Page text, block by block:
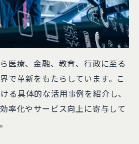
医療、金融、教育、行政に至る
で革新をもたらしています。​こ
る具体的な活用事例を紹介し、
率化やサービス向上に寄与して